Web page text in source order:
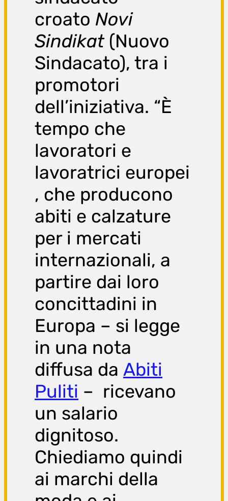
croato Novi
Sindikat (Nuovo
Sindacato), tra i
promotori
dell’iniziativa. “È
tempo che
lavoratori e
lavoratrici europei
, che producono
abiti e calzature
per i mercati
internazionali, a
partire dai loro
concittadini in
Europa – si legge
in una nota
diffusa daAbiti
Puliti – ricevano
un salario
dignitoso.
Chiediamo quindi
ai marchi della